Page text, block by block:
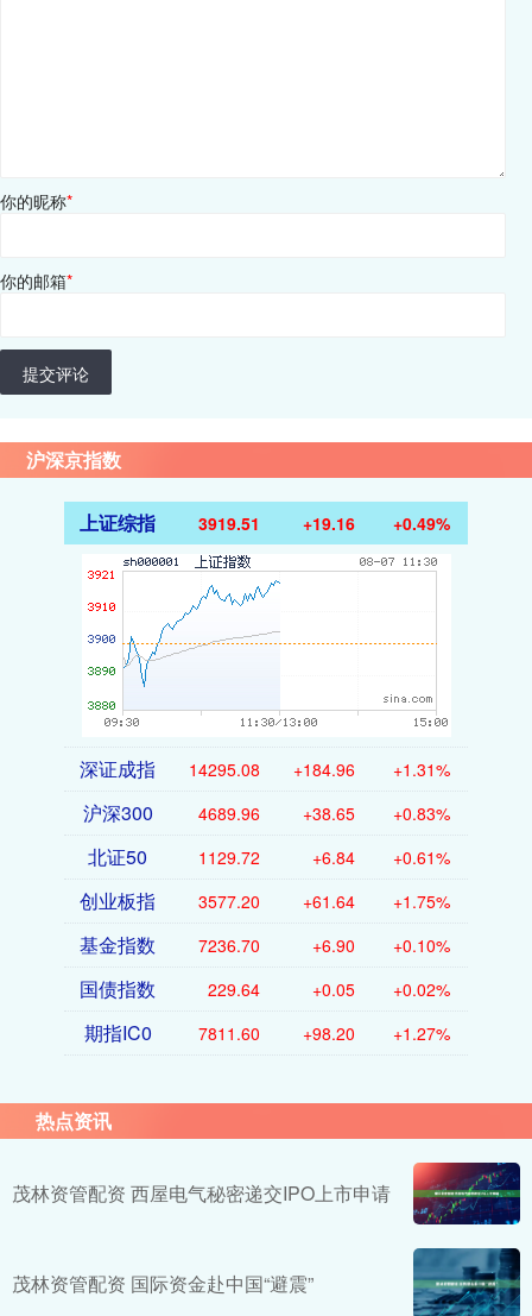
你的昵称*
你的邮箱*
提交评论
沪深京指数
上证综指 3919.51 +19.16 +0.49%
深证成指 14295.08 +184.96 +1.31%
沪深300 4689.96 +38.65 +0.83%
北证50 1129.72 +6.84 +0.61%
创业板指 3577.20 +61.64 +1.75%
基金指数 7236.70 +6.90 +0.10%
国债指数 229.64 +0.05 +0.02%
期指IC0 7811.60 +98.20 +1.27%
热点资讯
茂林资管配资 西屋电气秘密递交IPO上市申请
茂林资管配资 国际资金赴中国“避震”